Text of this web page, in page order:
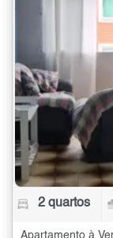
2 quartos